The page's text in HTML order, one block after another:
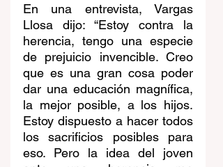
En una entrevista, Vargas
Llosa dijo: “Estoy contra la
herencia, tengo una especie
de prejuicio invencible. Creo
que es una gran cosa poder
dar una educación magnífica,
la mejor posible, a los hijos.
Estoy dispuesto a hacer todos
los sacrificios posibles para
eso. Pero la idea del joven